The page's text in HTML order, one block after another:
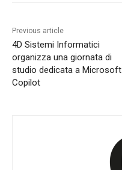
Previous article
4D Sistemi Informatici
organizza una giornata di
studio dedicata a Microsoft
Copilot